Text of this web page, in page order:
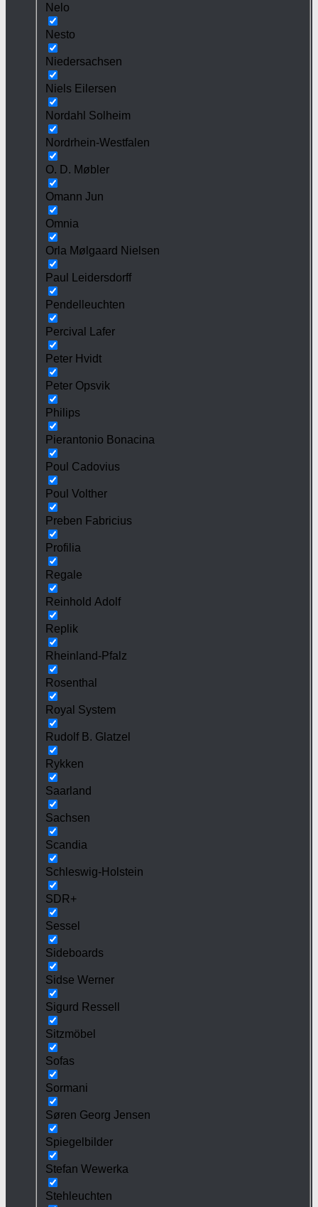
Nelo
Nesto
Niedersachsen
Niels Eilersen
Nordahl Solheim
Nordrhein-Westfalen
O. D. Møbler
Omann Jun
Omnia
Orla Mølgaard Nielsen
Paul Leidersdorff
Pendelleuchten
Percival Lafer
Peter Hvidt
Peter Opsvik
Philips
Pierantonio Bonacina
Poul Cadovius
Poul Volther
Preben Fabricius
Profilia
Regale
Reinhold Adolf
Replik
Rheinland-Pfalz
Rosenthal
Royal System
Rudolf B. Glatzel
Rykken
Saarland
Sachsen
Scandia
Schleswig-Holstein
SDR+
Sessel
Sideboards
Sidse Werner
Sigurd Ressell
Sitzmöbel
Sofas
Sormani
Søren Georg Jensen
Spiegelbilder
Stefan Wewerka
Stehleuchten